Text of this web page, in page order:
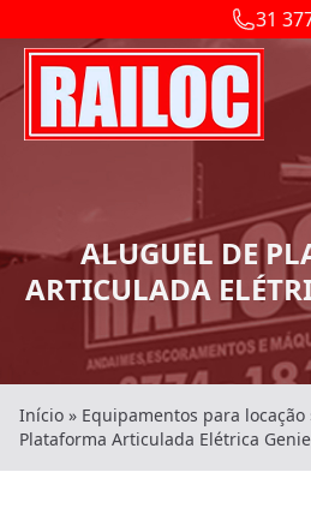
31
ALUGUEL DE
ARTICULADA
Início » Equipamentos para locação
Plataforma Articulada Elétrica